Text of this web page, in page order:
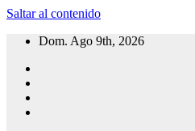
Saltar al contenido
Dom. Ago 9th, 2026